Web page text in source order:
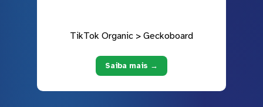
TikTok Organic > Geckoboard
Saiba mais →